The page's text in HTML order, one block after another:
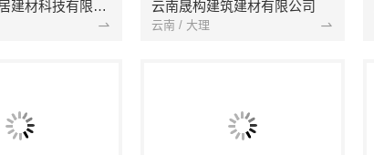
宁波雅美和居建材科技有限公司 云南晟构建筑建材有限公司
云南 / 大理